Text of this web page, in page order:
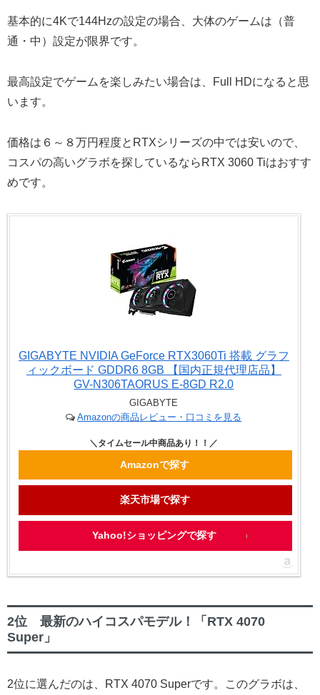
基本的に4Kで144Hzの設定の場合、大体のゲームは（普
通・中）設定が限界です。
最高設定でゲームを楽しみたい場合は、Full HDになると思
います。
価格は６～８万円程度とRTXシリーズの中では安いので、
コスパの高いグラボを探しているならRTX 3060 Tiはおすす
めです。
GIGABYTE NVIDIA GeForce RTX3060Ti 搭載 グラフ
ィックボード GDDR6 8GB 【国内正規代理店品】
GV-N306TAORUS E-8GD R2.0
GIGABYTE
Amazonの商品レビュー・口コミを見る
Amazonで探す
楽天市場で探す
Yahoo!ショッピングで探す
2位 最新のハイコスパモデル！「RTX 4070
Super」
2位に選んだのは、RTX 4070 Superです。このグラボは、